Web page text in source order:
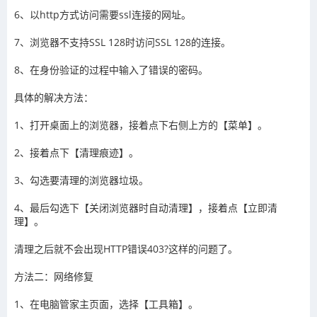
6、以http方式访问需要ssl连接的网址。
7、浏览器不支持SSL 128时访问SSL 128的连接。
8、在身份验证的过程中输入了错误的密码。
具体的解决方法：
1、打开桌面上的浏览器，接着点下右侧上方的【菜单】。
2、接着点下【清理痕迹】。
3、勾选要清理的浏览器垃圾。
4、最后勾选下【关闭浏览器时自动清理】，接着点【立即清
理】。
清理之后就不会出现HTTP错误403?这样的问题了。
方法二：网络修复
1、在电脑管家主页面，选择【工具箱】。